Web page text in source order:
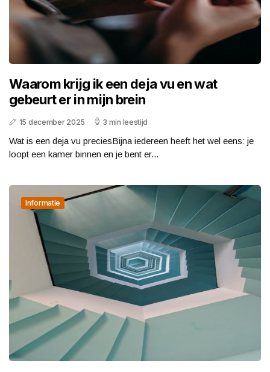
Waarom krijg ik een deja vu en wat
gebeurt er in mijn brein
15 december 2025 3 min leestijd
Wat is een deja vu preciesBijna iedereen heeft het wel eens: je
loopt een kamer binnen en je bent er...
Informatie